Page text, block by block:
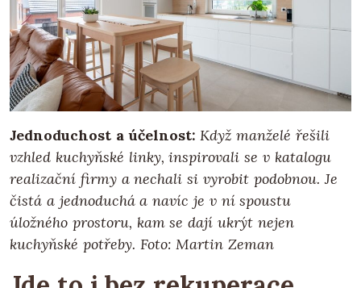
Jednoduchost a účelnost: Když manželé řešili
vzhled kuchyňské linky, inspirovali se v katalogu
realizační firmy a nechali si vyrobit podobnou. Je
čistá a jednoduchá a navíc je v ní spoustu
úložného prostoru, kam se dají ukrýt nejen
kuchyňské potřeby. Foto: Martin Zeman